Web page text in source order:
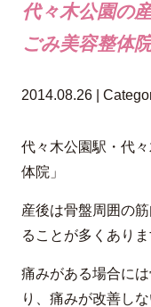
代々木公園の
ごみ美容整体
2014.08.26 |
代々木公園駅・代
体院」
産後は骨盤周囲の
ることが多くありま
痛みがある場合に
り、痛みが改善し